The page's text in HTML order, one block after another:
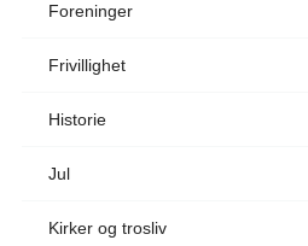
Foreninger
Frivillighet
Historie
Jul
Kirker og trosliv